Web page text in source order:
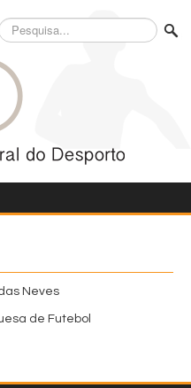
Neves
de Futebol